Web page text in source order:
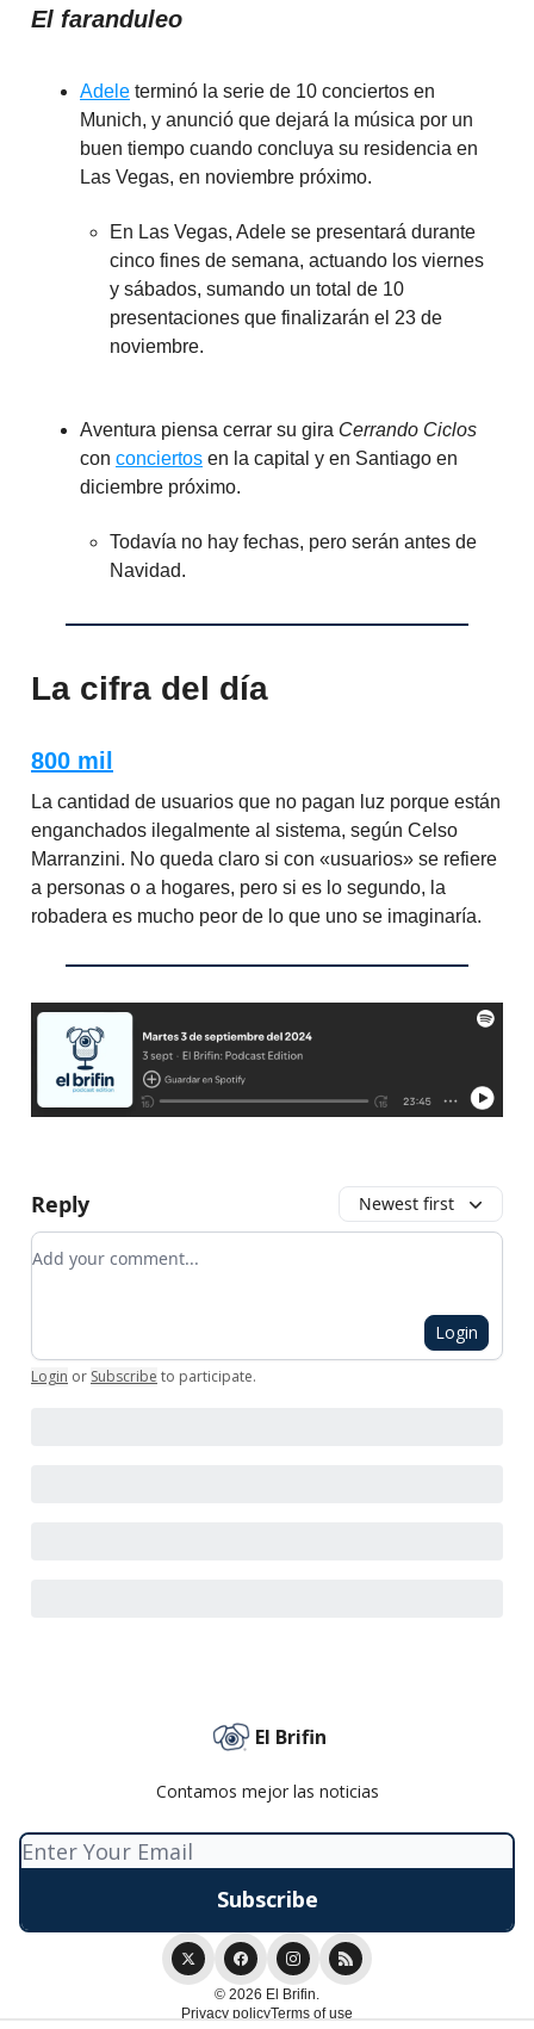
El faranduleo
Adele terminó la serie de 10 conciertos en
Munich, y anunció que dejará la música por un
buen tiempo cuando concluya su residencia en
Las Vegas, en noviembre próximo.
En Las Vegas, Adele se presentará durante
cinco fines de semana, actuando los viernes
y sábados, sumando un total de 10
presentaciones que finalizarán el 23 de
noviembre.
Aventura piensa cerrar su gira Cerrando Ciclos
con conciertos en la capital y en Santiago en
diciembre próximo.
Todavía no hay fechas, pero serán antes de
Navidad.
La cifra del día
800 mil
La cantidad de usuarios que no pagan luz porque están
enganchados ilegalmente al sistema, según Celso
Marranzini. No queda claro si con «usuarios» se refiere
a personas o a hogares, pero si es lo segundo, la
robadera es mucho peor de lo que uno se imaginaría.
Reply Newest first
Add your comment
Login
Login or Subscribe to participate.
El Brifin
Contamos mejor las noticias
© 2026 El Brifin.
Privacy policyTerms of use